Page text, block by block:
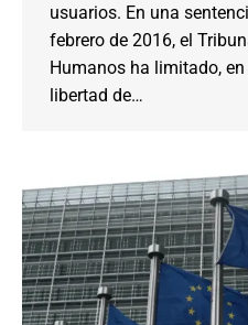
usuarios. En una
febrero de 2016, el
Humanos ha limitado,
libertad de…